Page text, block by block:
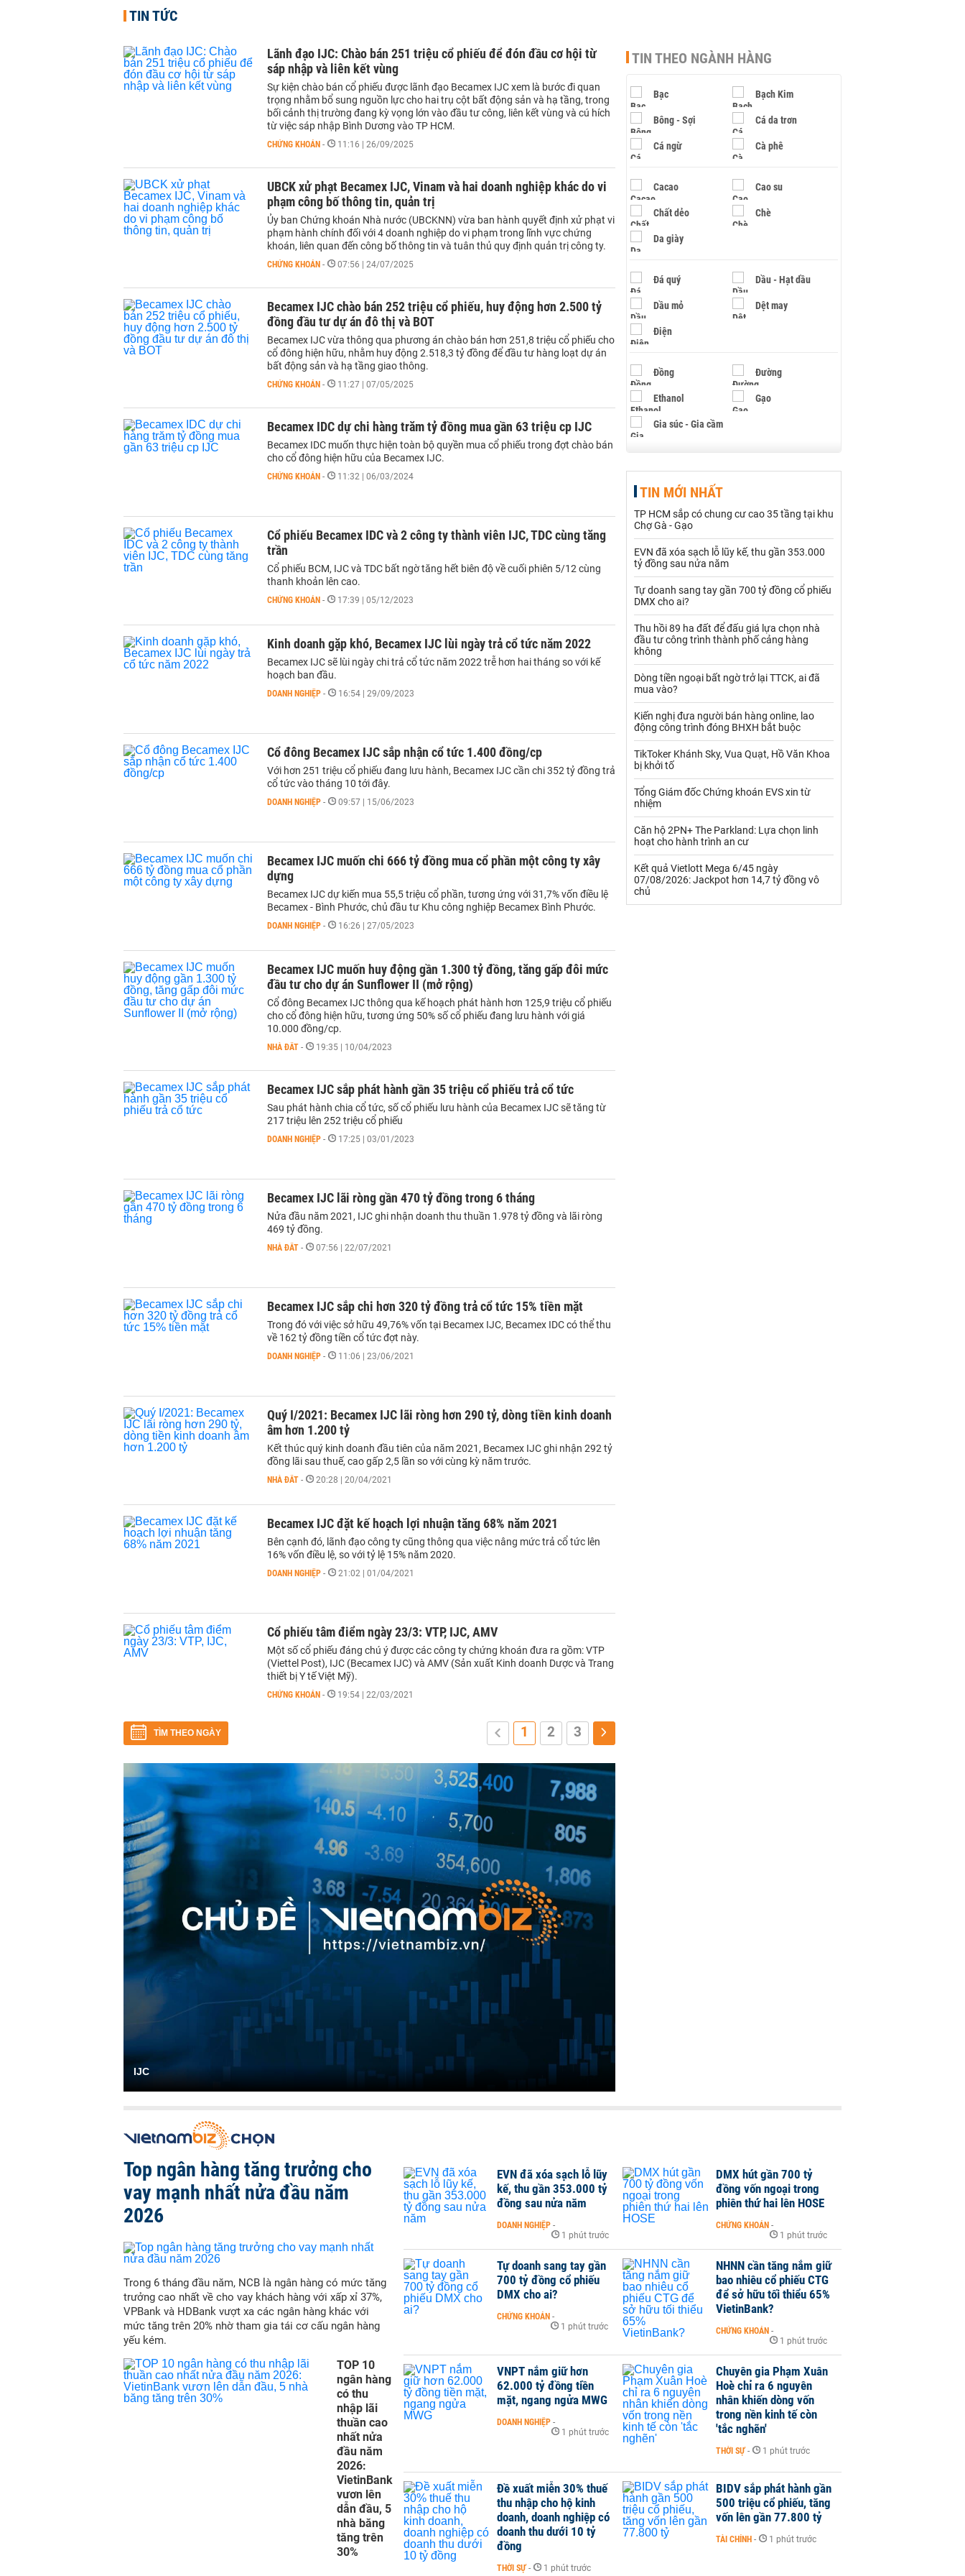
TIN TỨC
Lãnh đạo IJC: Chào bán 251 triệu cổ phiếu để đón đầu cơ hội từ
sáp nhập và liên kết vùng
Sự kiện chào bán cổ phiếu được lãnh đạo Becamex IJC xem là bước đi quan
trọng nhằm bổ sung nguồn lực cho hai trụ cột bất động sản và hạ tầng, trong
bối cảnh thị trường đang kỳ vọng lớn vào đầu tư công, liên kết vùng và cú hích
từ việc sáp nhập Bình Dương vào TP HCM.
CHỨNG KHOÁN - 11:16 | 26/09/2025
UBCK xử phạt Becamex IJC, Vinam và hai doanh nghiệp khác do vi
phạm công bố thông tin, quản trị
Ủy ban Chứng khoán Nhà nước (UBCKNN) vừa ban hành quyết định xử phạt vi
phạm hành chính đối với 4 doanh nghiệp do vi phạm trong lĩnh vực chứng
khoán, liên quan đến công bố thông tin và tuân thủ quy định quản trị công ty.
CHỨNG KHOÁN - 07:56 | 24/07/2025
Becamex IJC chào bán 252 triệu cổ phiếu, huy động hơn 2.500 tỷ
đồng đầu tư dự án đô thị và BOT
Becamex IJC vừa thông qua phương án chào bán hơn 251,8 triệu cổ phiếu cho
cổ đông hiện hữu, nhằm huy động 2.518,3 tỷ đồng để đầu tư hàng loạt dự án
bất động sản và hạ tầng giao thông.
CHỨNG KHOÁN - 11:27 | 07/05/2025
Becamex IDC dự chi hàng trăm tỷ đồng mua gần 63 triệu cp IJC
Becamex IDC muốn thực hiện toàn bộ quyền mua cổ phiếu trong đợt chào bán
cho cổ đông hiện hữu của Becamex IJC.
CHỨNG KHOÁN - 11:32 | 06/03/2024
Cổ phiếu Becamex IDC và 2 công ty thành viên IJC, TDC cùng tăng
trần
Cổ phiếu BCM, IJC và TDC bất ngờ tăng hết biên độ về cuối phiên 5/12 cùng
thanh khoản lên cao.
CHỨNG KHOÁN - 17:39 | 05/12/2023
Kinh doanh gặp khó, Becamex IJC lùi ngày trả cổ tức năm 2022
Becamex IJC sẽ lùi ngày chi trả cổ tức năm 2022 trễ hơn hai tháng so với kế
hoạch ban đầu.
DOANH NGHIỆP - 16:54 | 29/09/2023
Cổ đông Becamex IJC sắp nhận cổ tức 1.400 đồng/cp
Với hơn 251 triệu cổ phiếu đang lưu hành, Becamex IJC cần chi 352 tỷ đồng trả
cổ tức vào tháng 10 tới đây.
DOANH NGHIỆP - 09:57 | 15/06/2023
Becamex IJC muốn chi 666 tỷ đồng mua cổ phần một công ty xây
dựng
Becamex IJC dự kiến mua 55,5 triệu cổ phần, tương ứng với 31,7% vốn điều lệ
Becamex - Bình Phước, chủ đầu tư Khu công nghiệp Becamex Bình Phước.
DOANH NGHIỆP - 16:26 | 27/05/2023
Becamex IJC muốn huy động gần 1.300 tỷ đồng, tăng gấp đôi mức
đầu tư cho dự án Sunflower II (mở rộng)
Cổ đông Becamex IJC thông qua kế hoạch phát hành hơn 125,9 triệu cổ phiếu
cho cổ đông hiện hữu, tương ứng 50% số cổ phiếu đang lưu hành với giá
10.000 đồng/cp.
NHÀ ĐẤT - 19:35 | 10/04/2023
Becamex IJC sắp phát hành gần 35 triệu cổ phiếu trả cổ tức
Sau phát hành chia cổ tức, số cổ phiếu lưu hành của Becamex IJC sẽ tăng từ
217 triệu lên 252 triệu cổ phiếu
DOANH NGHIỆP - 17:25 | 03/01/2023
Becamex IJC lãi ròng gần 470 tỷ đồng trong 6 tháng
Nửa đầu năm 2021, IJC ghi nhận doanh thu thuần 1.978 tỷ đồng và lãi ròng
469 tỷ đồng.
NHÀ ĐẤT - 07:56 | 22/07/2021
Becamex IJC sắp chi hơn 320 tỷ đồng trả cổ tức 15% tiền mặt
Trong đó với việc sở hữu 49,76% vốn tại Becamex IJC, Becamex IDC có thể thu
về 162 tỷ đồng tiền cổ tức đợt này.
DOANH NGHIỆP - 11:06 | 23/06/2021
Quý I/2021: Becamex IJC lãi ròng hơn 290 tỷ, dòng tiền kinh doanh
âm hơn 1.200 tỷ
Kết thúc quý kinh doanh đầu tiên của năm 2021, Becamex IJC ghi nhận 292 tỷ
đồng lãi sau thuế, cao gấp 2,5 lần so với cùng kỳ năm trước.
NHÀ ĐẤT - 20:28 | 20/04/2021
Becamex IJC đặt kế hoạch lợi nhuận tăng 68% năm 2021
Bên cạnh đó, lãnh đạo công ty cũng thông qua việc nâng mức trả cổ tức lên
16% vốn điều lệ, so với tỷ lệ 15% năm 2020.
DOANH NGHIỆP - 21:02 | 01/04/2021
Cổ phiếu tâm điểm ngày 23/3: VTP, IJC, AMV
Một số cổ phiếu đáng chú ý được các công ty chứng khoán đưa ra gồm: VTP
(Viettel Post), IJC (Becamex IJC) và AMV (Sản xuất Kinh doanh Dược và Trang
thiết bị Y tế Việt Mỹ).
CHỨNG KHOÁN - 19:54 | 22/03/2021
TÌM THEO NGÀY 1 2 3
IJC
TIN THEO NGÀNH HÀNG
Bạc Bạch Kim
Bông - Sợi Cá da trơn
Cá ngừ Cà phê
Cacao Cao su
Chất dẻo Chè
Da giày
Đá quý Dầu - Hạt dầu
Dầu mỏ Dệt may
Điện
Đồng Đường
Ethanol Gạo
Gia súc - Gia cầm
Hạt điều
Khí đốt
Kim loại khác Mắc ca
Muối Ngũ cốc
Palladium
Rau - Củ -Quả Sắt thép
Sữa
Than Thức ăn chăn nuôi
Thủy hải sản khác
Vàng
VLXD khác Xăng dầu
Xi măng - Clynker
TIN MỚI NHẤT
TP HCM sắp có chung cư cao 35 tầng tại khu
Chợ Gà - Gạo
EVN đã xóa sạch lỗ lũy kế, thu gần 353.000
tỷ đồng sau nửa năm
Tự doanh sang tay gần 700 tỷ đồng cổ phiếu
DMX cho ai?
Thu hồi 89 ha đất để đấu giá lựa chọn nhà
đầu tư công trình thành phố cảng hàng
không
Dòng tiền ngoại bất ngờ trở lại TTCK, ai đã
mua vào?
Kiến nghị đưa người bán hàng online, lao
động công trình đóng BHXH bắt buộc
TikToker Khánh Sky, Vua Quạt, Hồ Văn Khoa
bị khởi tố
Tổng Giám đốc Chứng khoán EVS xin từ
nhiệm
Căn hộ 2PN+ The Parkland: Lựa chọn linh
hoạt cho hành trình an cư
Kết quả Vietlott Mega 6/45 ngày
07/08/2026: Jackpot hơn 14,7 tỷ đồng vô
chủ
Top ngân hàng tăng trưởng cho
vay mạnh nhất nửa đầu năm
2026
Trong 6 tháng đầu năm, NCB là ngân hàng có mức tăng
trưởng cao nhất về cho vay khách hàng với xấp xỉ 37%,
VPBank và HDBank vượt xa các ngân hàng khác với
mức tăng trên 20% nhờ tham gia tái cơ cấu ngân hàng
yếu kém.
TOP 10
ngân hàng
có thu
nhập lãi
thuần cao
nhất nửa
đầu năm
2026:
VietinBank
vươn lên
dẫn đầu, 5
nhà băng
tăng trên
30%
EVN đã xóa sạch lỗ lũy
kế, thu gần 353.000 tỷ
đồng sau nửa năm
DOANH NGHIỆP -
1 phút trước
DMX hút gần 700 tỷ
đồng vốn ngoại trong
phiên thứ hai lên HOSE
CHỨNG KHOÁN -
1 phút trước
Tự doanh sang tay gần
700 tỷ đồng cổ phiếu
DMX cho ai?
CHỨNG KHOÁN -
1 phút trước
NHNN cần tăng nắm giữ
bao nhiêu cổ phiếu CTG
để sở hữu tối thiểu 65%
VietinBank?
CHỨNG KHOÁN -
1 phút trước
VNPT nắm giữ hơn
62.000 tỷ đồng tiền
mặt, ngang ngửa MWG
DOANH NGHIỆP -
1 phút trước
Chuyên gia Phạm Xuân
Hoè chỉ ra 6 nguyên
nhân khiến dòng vốn
trong nền kinh tế còn
'tắc nghẽn'
THỜI SỰ - 1 phút trước
Đề xuất miễn 30% thuế
thu nhập cho hộ kinh
doanh, doanh nghiệp có
doanh thu dưới 10 tỷ
đồng
THỜI SỰ - 1 phút trước
BIDV sắp phát hành gần
500 triệu cổ phiếu, tăng
vốn lên gần 77.800 tỷ
TÀI CHÍNH - 1 phút trước